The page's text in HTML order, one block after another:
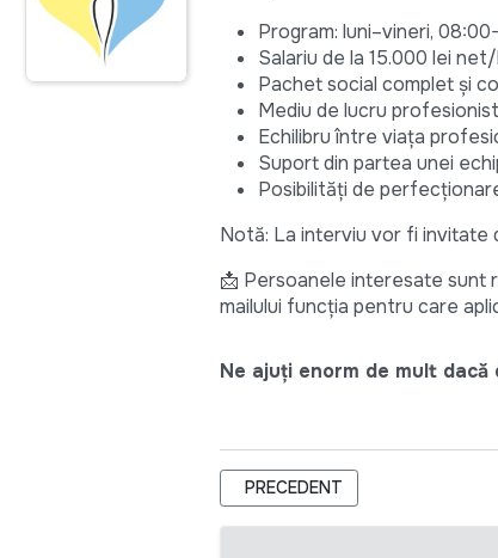
Program: luni–vineri,
Salariu de la 15.000 lei
Pachet social complet și
Mediu de lucru
Echilibru între viața
Suport din partea unei
Posibilități de
Notă: La interviu vor fi
📩 Persoanele interesate sunt
mailului funcția pentru care
Ne ajuți enorm de mult
ARTICOL PRECEDENT:
PRECEDENT